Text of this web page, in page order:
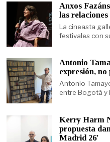
Anxos
las
La cineasta
festivales con
Antonio
expresión,
Antonio
entre Bogotá y
Kerry Harm
propuesta
Madrid 26′